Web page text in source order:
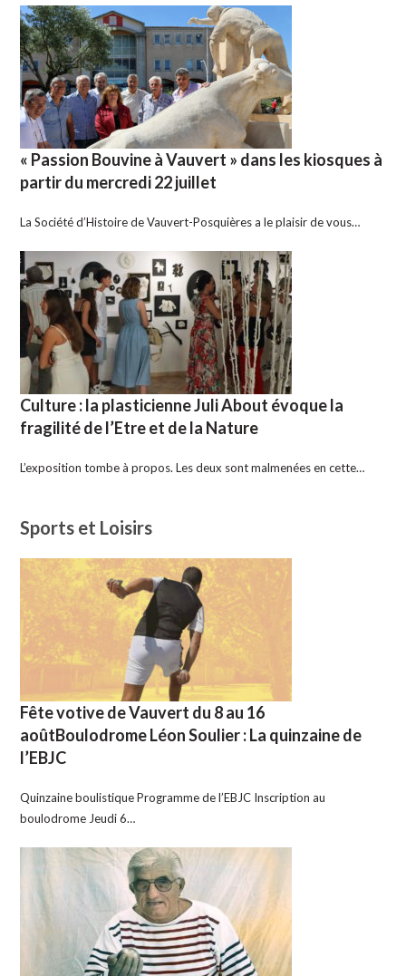
« Passion Bouvine à Vauvert » dans les kiosques à
partir du mercredi 22 juillet
La Société d’Histoire de Vauvert-Posquières a le plaisir de vous…
Culture : la plasticienne Juli About évoque la
fragilité de l’Etre et de la Nature
L’exposition tombe à propos. Les deux sont malmenées en cette…
Sports et Loisirs
Fête votive de Vauvert du 8 au 16
aoûtBoulodrome Léon Soulier : La quinzaine de
l’EBJC
Quinzaine boulistique Programme de l’EBJC Inscription au
boulodrome Jeudi 6…